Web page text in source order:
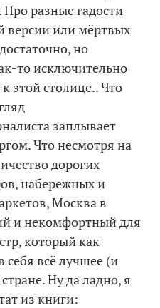
Про разные гадости
или мёртвых
но
то исключительно
этой столице.. Что
заплывает
Что несмотря на
дорогих
набережных и
Москва в
и некомфортный для
который как
себя всё лучшее (и
Ну да ладно, я
из книги: